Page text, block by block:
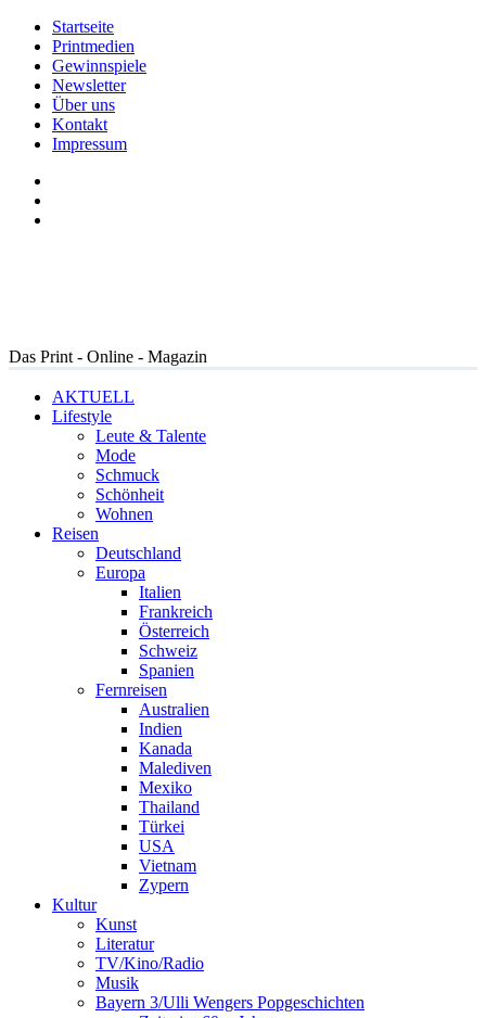
Startseite
Printmedien
Gewinnspiele
Newsletter
Über uns
Kontakt
Impressum
Das Print - Online - Magazin
AKTUELL
Lifestyle
Leute & Talente
Mode
Schmuck
Schönheit
Wohnen
Reisen
Deutschland
Europa
Italien
Frankreich
Österreich
Schweiz
Spanien
Fernreisen
Australien
Indien
Kanada
Malediven
Mexiko
Thailand
Türkei
USA
Vietnam
Zypern
Kultur
Kunst
Literatur
TV/Kino/Radio
Musik
Bayern 3/Ulli Wengers Popgeschichten